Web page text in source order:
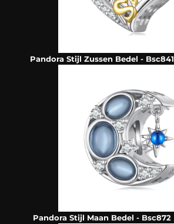
Pandora Stijl Zussen Bedel - Bsc841
Pandora Stijl Maan Bedel - Bsc872